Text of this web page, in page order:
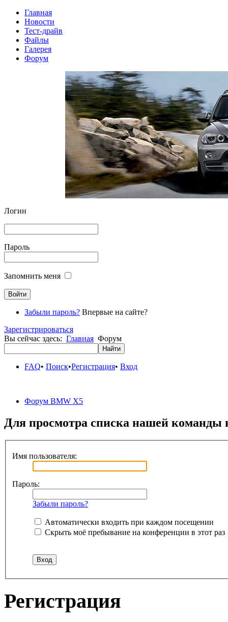
Главная
Новости
Тест-драйв
Файлы
Галерея
Форум
Логин
Пароль
Запомнить меня
Забыли пароль? Впервые на сайте?
Зарегистрироваться
Вы сейчас здесь: Главная Форум
FAQ• Поиск•Регистрация• Вход
Форум BMW X5
Для просмотра списка нашей
Имя пользователя:
Пароль:
Забыли пароль?
Автоматически входить при каждом посещении
Скрыть моё пребывание на конференции в этот раз
Регистрация